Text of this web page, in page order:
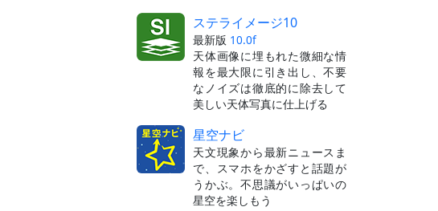
ステライメージ10
最新版 10.0f
天体画像に埋もれた微細な情
報を最大限に引き出し、不要
なノイズは徹底的に除去して
美しい天体写真に仕上げる
星空ナビ
天文現象から最新ニュースま
で、スマホをかざすと話題が
うかぶ。不思議がいっぱいの
星空を楽しもう